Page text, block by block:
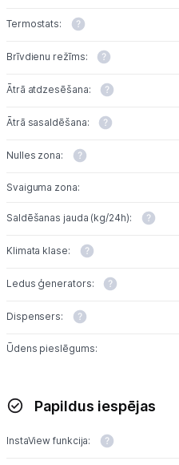
Termostats:
Brīvdienu režīms:
Ātrā atdzesēšana:
Ātrā sasaldēšana:
Nulles zona:
Svaiguma zona:
Saldēšanas jauda (kg/24h):
Klimata klase:
Ledus ģenerators:
Dispensers:
Ūdens pieslēgums:
Papildus iespējas
InstaView funkcija: